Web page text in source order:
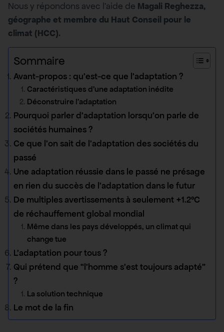
Nous y répondons avec l’aide de Magali Reghezza,
géographe et membre du Haut Conseil pour le
climat (HCC).
Sommaire
Avant-propos : qu’est-ce que l’adaptation ?
Caractéristiques d’une adaptation inédite
Déconstruire l’adaptation
Pourquoi parler d’adaptation lorsqu’on parle de
sociétés humaines ?
Ce que l’on sait de l’adaptation des sociétés du
passé
Une adaptation réussie dans le passé ne présage
en rien du succès de l’adaptation dans le futur
De multiples avertissements à seulement +1.2°C
de réchauffement global mondial
Même dans les pays développés, un climat qui
change tue
L’adaptation pour tous ?
Qui prétend que “l’homme s’est toujours adapté”
?
La solution technique
Le mot de la fin